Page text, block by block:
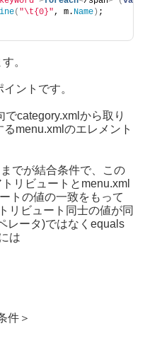
( "\t{0}", m. Name ) ;
。
ントです。
category.xmlから取り
menu.xmlのエレメント
でが結合条件で、この
リビュートとmenu.xml
トの値の一致をもって
リビュート同士の値が同
レータ)ではなくequals
は
件＞